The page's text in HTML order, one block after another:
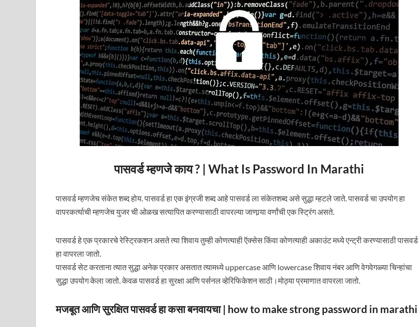
पासवर्ड म्हणजे काय ? | What Is Password In Marathi
पासवर्ड म्हणजेच संकेत शब्द होय. पासवर्ड हा एक इंग्रजी शब्द आहे पासवर्ड ला संकेतशब्द असे सुद्धा म्हटले जाते. पासवर्ड चा उपयोग हा
वापरकर्त्याची म्हणजेच युजर ची ओळख सत्यापित करण्यासाठी वापरल्या जाणार्‍या वर्णांची एक स्ट्रिंग असते.
पासवर्ड हे एक प्रकारचे रेस्ट्रिकशन असते त्या शिवाय तुम्ही कोणत्याही ऍक्सेस किंवा कोणत्याही अकाउंट मध्ये एन्ट्री करण्यासाठी पासवर्ड
हा वापरला जातो.
पासवर्ड सेट करताना त्यात सुद्धा अनेक प्रकार असतात त्यामध्ये uppercase आणि lowercase शिवाय नंबर आणि वेगवेगळ्या चिन्हांचा
सुद्धा उपयोग केला जातो. केवळ पासवर्ड हा सुरक्षा आणि पर्सनल व्हेरिफिकेशन साठी।मोठ्या प्रमाणात वापरला जातो.
मजबूत आणि सुरक्षित पासवर्ड हा कसा बनवायचा | how to make strong password in marathi